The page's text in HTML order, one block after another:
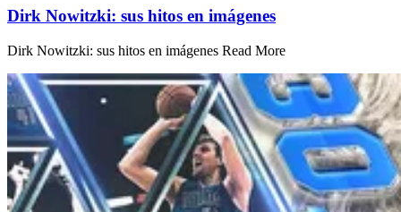
Dirk Nowitzki: sus hitos en imágenes
Dirk Nowitzki: sus hitos en imágenes Read More